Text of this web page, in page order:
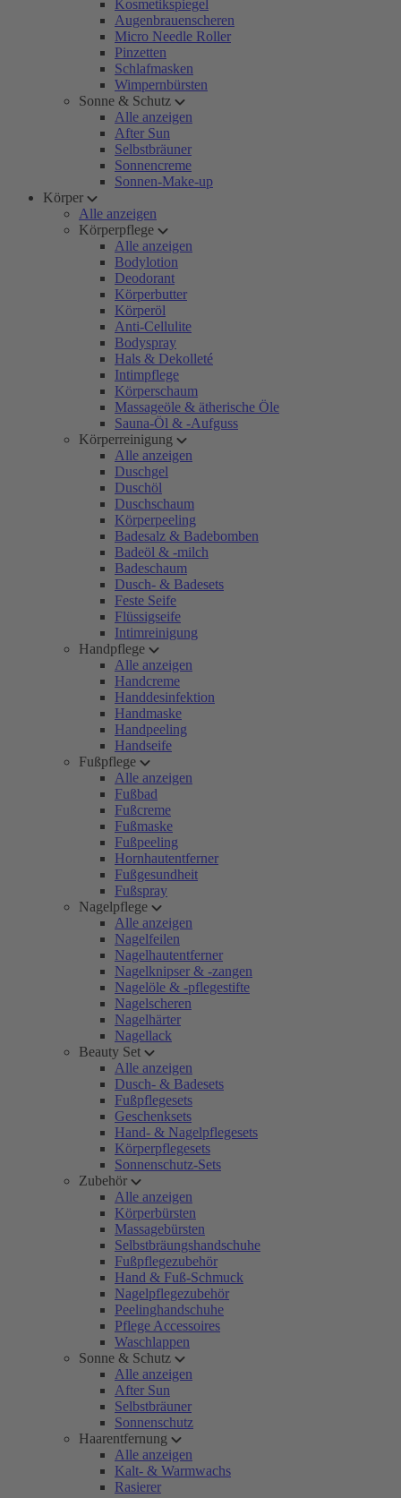
Kosmetikspiegel
Augenbrauenscheren
Micro Needle Roller
Pinzetten
Schlafmasken
Wimpernbürsten
Sonne & Schutz
Alle anzeigen
After Sun
Selbstbräuner
Sonnencreme
Sonnen-Make-up
Körper
Alle anzeigen
Körperpflege
Alle anzeigen
Bodylotion
Deodorant
Körperbutter
Körperöl
Anti-Cellulite
Bodyspray
Hals & Dekolleté
Intimpflege
Körperschaum
Massageöle & ätherische Öle
Sauna-Öl & -Aufguss
Körperreinigung
Alle anzeigen
Duschgel
Duschöl
Duschschaum
Körperpeeling
Badesalz & Badebomben
Badeöl & -milch
Badeschaum
Dusch- & Badesets
Feste Seife
Flüssigseife
Intimreinigung
Handpflege
Alle anzeigen
Handcreme
Handdesinfektion
Handmaske
Handpeeling
Handseife
Fußpflege
Alle anzeigen
Fußbad
Fußcreme
Fußmaske
Fußpeeling
Hornhautentferner
Fußgesundheit
Fußspray
Nagelpflege
Alle anzeigen
Nagelfeilen
Nagelhautentferner
Nagelknipser & -zangen
Nagelöle & -pflegestifte
Nagelscheren
Nagelhärter
Nagellack
Beauty Set
Alle anzeigen
Dusch- & Badesets
Fußpflegesets
Geschenksets
Hand- & Nagelpflegesets
Körperpflegesets
Sonnenschutz-Sets
Zubehör
Alle anzeigen
Körperbürsten
Massagebürsten
Selbstbräungshandschuhe
Fußpflegezubehör
Hand & Fuß-Schmuck
Nagelpflegezubehör
Peelinghandschuhe
Pflege Accessoires
Waschlappen
Sonne & Schutz
Alle anzeigen
After Sun
Selbstbräuner
Sonnenschutz
Haarentfernung
Alle anzeigen
Kalt- & Warmwachs
Rasierer